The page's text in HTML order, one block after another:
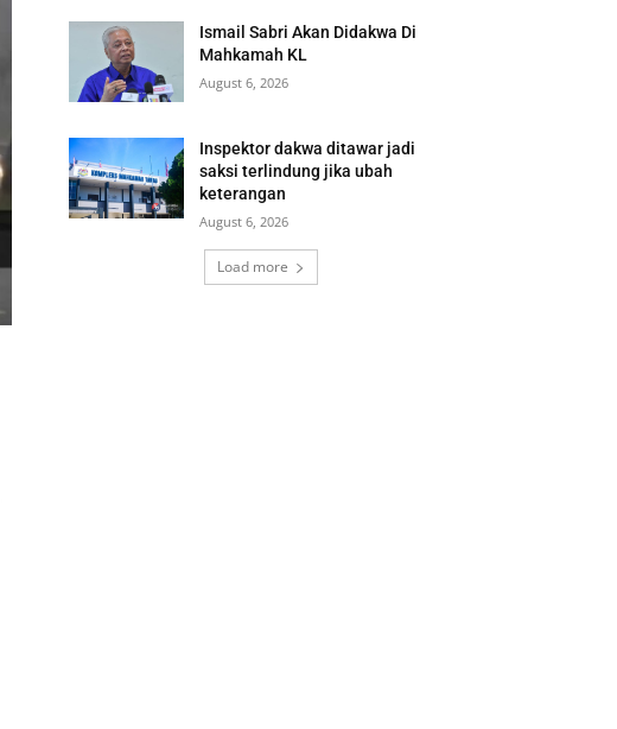
Ismail Sabri Akan Didakwa Di
Mahkamah KL
August 6, 2026
Inspektor dakwa ditawar jadi
saksi terlindung jika ubah
keterangan
August 6, 2026
Load more